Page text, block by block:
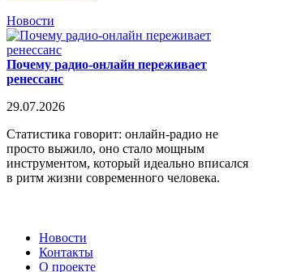
Новости
Почему радио-онлайн переживает
ренессанс
29.07.2026
Статистика говорит: онлайн-радио не
просто выжило, оно стало мощным
инструментом, который идеально вписался
в ритм жизни современного человека.
Новости
Контакты
О проекте